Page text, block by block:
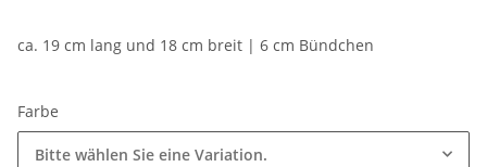
ca. 19 cm lang und 18 cm breit | 6 cm Bündchen
Farbe
Bitte wählen Sie eine Variation.